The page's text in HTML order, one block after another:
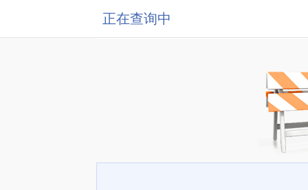
正在查询中